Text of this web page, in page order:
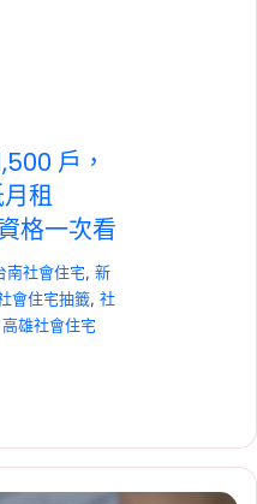
戶，
租
格一次看
南社會住宅, 新
會住宅抽籤, 社
高雄社會住宅